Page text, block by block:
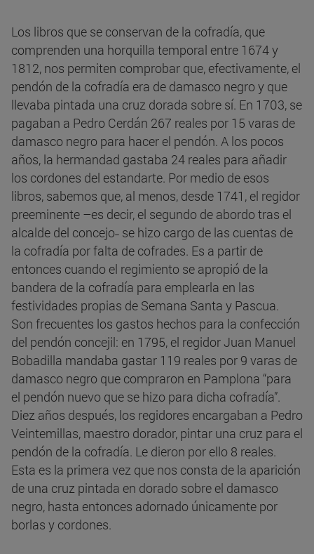
Los libros que se conservan de la cofradía, que
comprenden una horquilla temporal entre 1674 y
1812, nos permiten comprobar que, efectivamente, el
pendón de la cofradía era de damasco negro y que
llevaba pintada una cruz dorada sobre sí. En 1703, se
pagaban a Pedro Cerdán 267 reales por 15 varas de
damasco negro para hacer el pendón. A los pocos
años, la hermandad gastaba 24 reales para añadir
los cordones del estandarte. Por medio de esos
libros, sabemos que, al menos, desde 1741, el regidor
preeminente –es decir, el segundo de abordo tras el
alcalde del concejo˗ se hizo cargo de las cuentas de
la cofradía por falta de cofrades. Es a partir de
entonces cuando el regimiento se apropió de la
bandera de la cofradía para emplearla en las
festividades propias de Semana Santa y Pascua.
Son frecuentes los gastos hechos para la confección
del pendón concejil: en 1795, el regidor Juan Manuel
Bobadilla mandaba gastar 119 reales por 9 varas de
damasco negro que compraron en Pamplona “para
el pendón nuevo que se hizo para dicha cofradía”.
Diez años después, los regidores encargaban a Pedro
Veintemillas, maestro dorador, pintar una cruz para el
pendón de la cofradía. Le dieron por ello 8 reales.
Esta es la primera vez que nos consta de la aparición
de una cruz pintada en dorado sobre el damasco
negro, hasta entonces adornado únicamente por
borlas y cordones.